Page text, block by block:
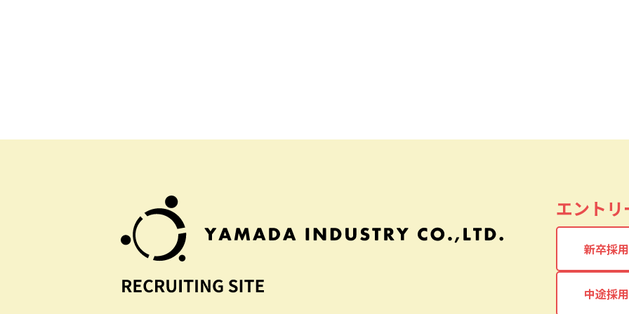
エントリ
新卒採用
中途採用